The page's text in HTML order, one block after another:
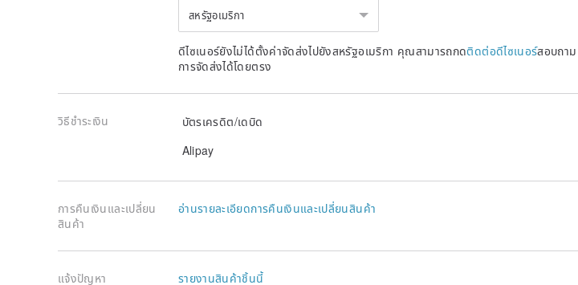
สหรัฐอเมริกา
ดีไซเนอร์ยังไม่ได้ตั้งค่าจัดส่งไปยังสหรัฐอเมริกา คุณสามารถกดติดต่อดีไซเนอร์สอบถาม
การจัดส่งได้โดยตรง
วิธีชำระเงิน
บัตรเครดิต/เดบิด
Alipay
การคืนเงินและเปลี่ยน
สินค้า
อ่านรายละเอียดการคืนเงินและเปลี่ยนสินค้า
แจ้งปัญหา รายงานสินค้าชิ้นนี้